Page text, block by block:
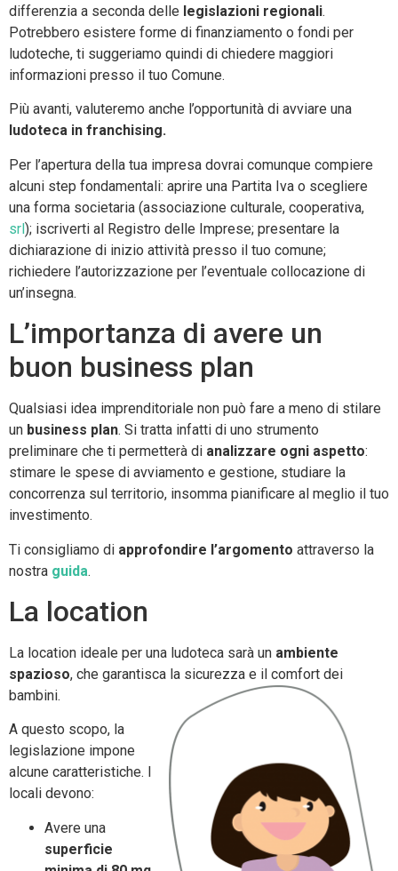
differenzia a seconda delle legislazioni regionali.
Potrebbero esistere forme di finanziamento o fondi per
ludoteche, ti suggeriamo quindi di chiedere maggiori
informazioni presso il tuo Comune.
Più avanti, valuteremo anche l’opportunità di avviare una
ludoteca in franchising.
Per l’apertura della tua impresa dovrai comunque compiere
alcuni step fondamentali: aprire una Partita Iva o scegliere
una forma societaria (associazione culturale, cooperativa,
srl); iscriverti al Registro delle Imprese; presentare la
dichiarazione di inizio attività presso il tuo comune;
richiedere l’autorizzazione per l’eventuale collocazione di
un’insegna.
L’importanza di avere un
buon business plan
Qualsiasi idea imprenditoriale non può fare a meno di stilare
un business plan. Si tratta infatti di uno strumento
preliminare che ti permetterà di analizzare ogni aspetto:
stimare le spese di avviamento e gestione, studiare la
concorrenza sul territorio, insomma pianificare al meglio il tuo
investimento.
Ti consigliamo di approfondire l’argomento attraverso la
nostra guida.
La location
La location ideale per una ludoteca sarà un ambiente
spazioso, che garantisca la sicurezza e il comfort dei
bambini.
A questo scopo, la
legislazione impone
alcune caratteristiche. I
locali devono:
Avere una
superficie